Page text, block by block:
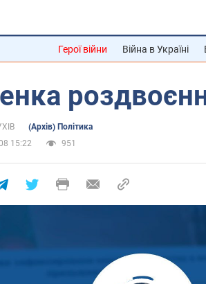
Герої війни Війна в Україні
(Архів) Політика
15:22
951